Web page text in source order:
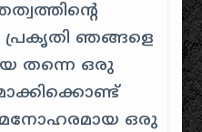
പ്രകൃതി ഞങ്ങളെ
തന്നെ ഒരു
ഒരു